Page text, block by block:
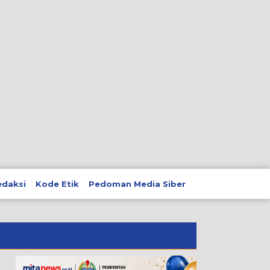
Kode Etik Pedoman Media Siber